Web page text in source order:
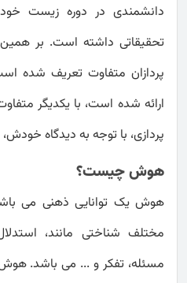
دانشمندی در دوره زیست
تحقیقاتی داشته است. بر
پردازان متفاوت تعریف شده
ارائه شده است، با یکدیگر
پردازی، با توجه به دیدگاه
هوش چیست؟
هوش یک توانایی ذهنی می
مختلف شناختی مانند،
مسئله، تفکر و ... می باشد.